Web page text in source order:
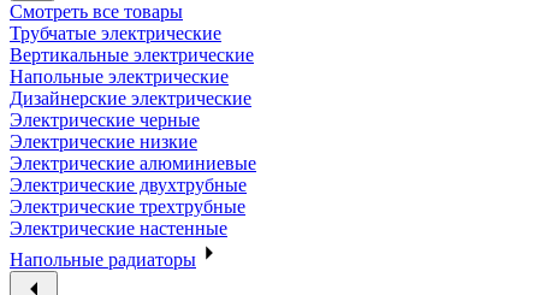
Смотреть все товары
Трубчатые электрические
Вертикальные электрические
Напольные электрические
Дизайнерские электрические
Электрические черные
Электрические низкие
Электрические алюминиевые
Электрические двухтрубные
Электрические трехтрубные
Электрические настенные
Напольные радиаторы